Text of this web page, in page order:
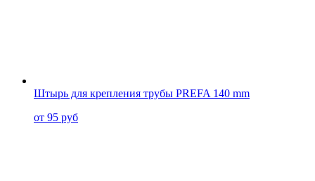
Штырь для крепления трубы PREFA 140 mm
от 95 руб